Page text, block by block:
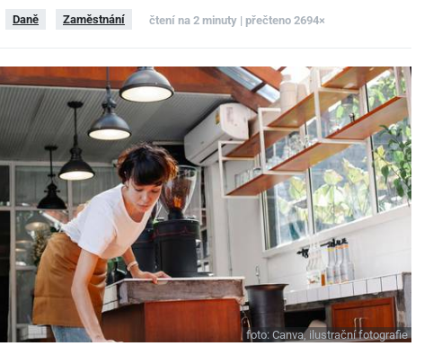
Daně Zaměstnání čtení na 2 minuty | přečteno 2694×
foto:Canva, ilustrační fotografie